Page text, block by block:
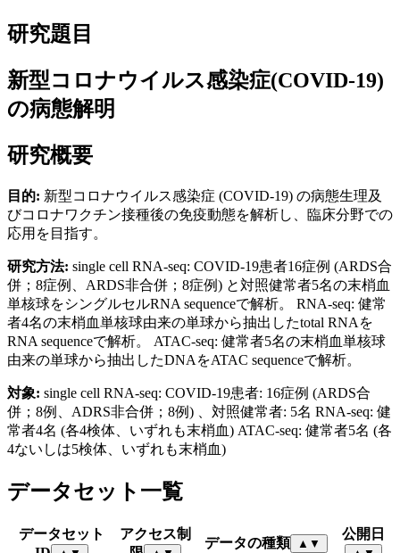
研究題目
新型コロナウイルス感染症(COVID-19)
の病態解明
研究概要
目的: 新型コロナウイルス感染症 (COVID-19) の病態生理及
びコロナワクチン接種後の免疫動態を解析し、臨床分野での
応用を目指す。
研究方法: single cell RNA-seq: COVID-19患者16症例 (ARDS合
併；8症例、ARDS非合併；8症例) と対照健常者5名の末梢血
単核球をシングルセルRNA sequenceで解析。 RNA-seq: 健常
者4名の末梢血単核球由来の単球から抽出したtotal RNAを
RNA sequenceで解析。 ATAC-seq: 健常者5名の末梢血単核球
由来の単球から抽出したDNAをATAC sequenceで解析。
対象: single cell RNA-seq: COVID-19患者: 16症例 (ARDS合
併；8例、ADRS非合併；8例) 、対照健常者: 5名 RNA-seq: 健
常者4名 (各4検体、いずれも末梢血) ATAC-seq: 健常者5名 (各
4ないしは5検体、いずれも末梢血)
データセット一覧
データセット
アクセス制
データの種類 ▲ ▼
公開日